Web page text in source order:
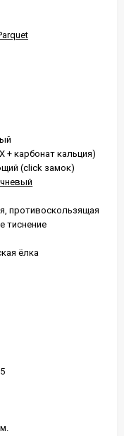
+ карбонат кальция)
(click замок)
противоскользящая
тиснение
ёлка